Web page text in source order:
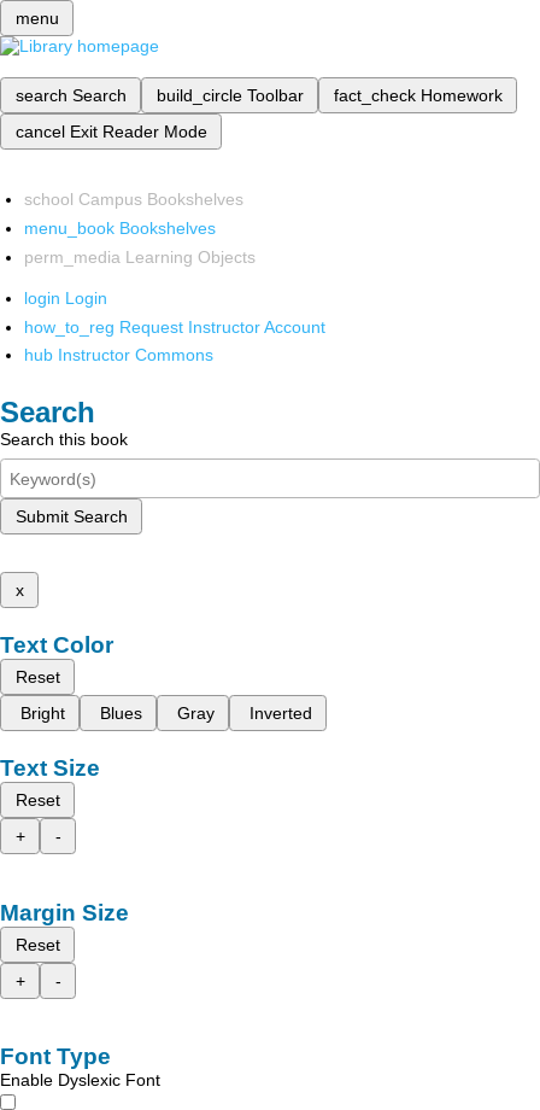
menu
search Search build_circle Toolbar fact_check Homework
cancel Exit Reader Mode
school Campus Bookshelves
menu_book Bookshelves
perm_media Learning Objects
login Login
how_to_reg Request Instructor Account
hub Instructor Commons
Search
Search this book
Submit Search
x
Text Color
Reset
Bright
Blues Gray Inverted
Text Size
Reset
+
-
Margin Size
Reset
+
-
Font Type
Enable Dyslexic Font